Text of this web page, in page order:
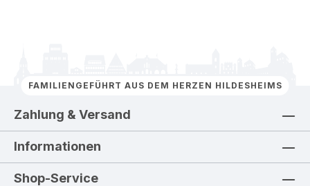
FAMILIENGEFÜHRT AUS DEM HERZEN HILDESHEIMS
Zahlung & Versand
Informationen
Shop-Service